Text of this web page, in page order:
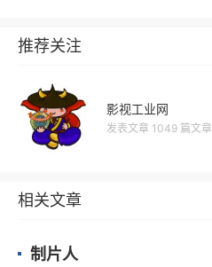
推荐关注
影视工业网
发表文章 1049 篇文章
相关文章
制片人